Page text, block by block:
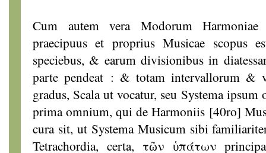
Cum autem vera Modorum
praecipuus et proprius Musicae scopus
speciebus, & earum divisionibus in
parte pendeat : & totam intervallorum &
gradus, Scala ut vocatur, seu Systema
prima omnium, qui de Harmoniis [40ro]
cura sit, ut Systema Musicum sibi
Tetrachordia, certa, τῶν ὑπάτων